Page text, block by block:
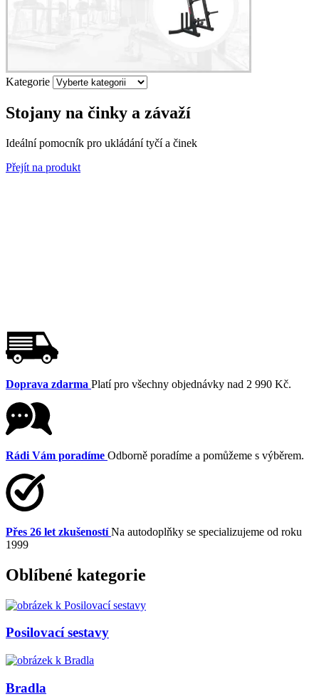
Kategorie
Stojany na činky a závaží
Ideální pomocník pro ukládání tyčí a činek
Přejít na produkt
Doprava zdarma Platí pro všechny objednávky nad 2 990 Kč.
Rádi Vám poradíme Odborně poradíme a pomůžeme s výběrem.
Přes 26 let zkušeností Na autodoplňky se specializujeme od roku
1999
Oblíbené kategorie
Posilovací sestavy
Bradla